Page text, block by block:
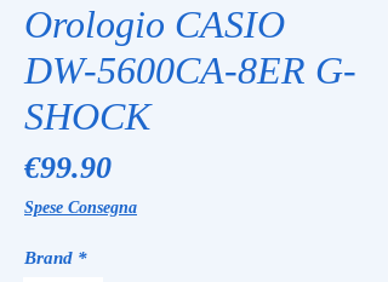
Orologio CASIO
DW-5600CA-8ER G-
SHOCK
€99.90Price
Spese Consegna
Brand *